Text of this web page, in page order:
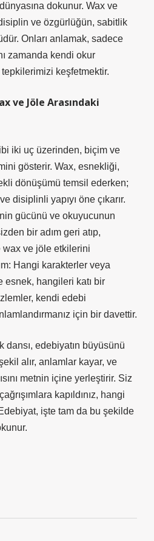
dokunur. Wax ve
ve özgürlüğün, sabitlik
Onları anlamak, sadece
zamanda kendi okur
keşfetmektir.
ve Jöle Arasındaki
iki uç üzerinden, biçim ve
gösterir. Wax, esnekliği,
dönüşümü temsil ederken;
disiplinli yapıyı öne çıkarır.
gücünü ve okuyucunun
bir adım geri atıp,
ve jöle etkilerini
Hangi karakterler veya
esnek, hangileri katı bir
kendi edebi
için bir davettir.
dansı, edebiyatın büyüsünü
alır, anlamlar kayar, ve
metnin içine yerleştirir. Siz
kapıldınız, hangi
işte tam da bu şekilde